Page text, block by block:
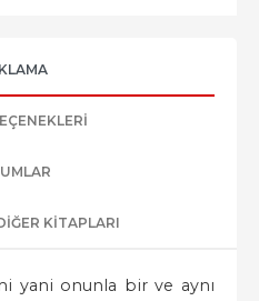
KITAPLARI
yani onunla bir ve aynı